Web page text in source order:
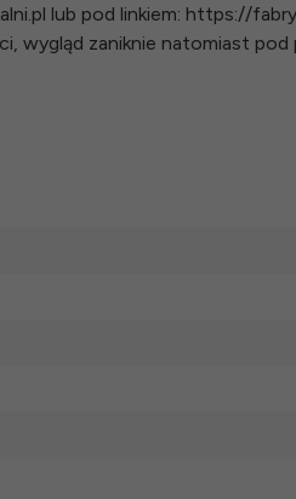
lub pod linkiem: https://
zaniknie natomiast pod